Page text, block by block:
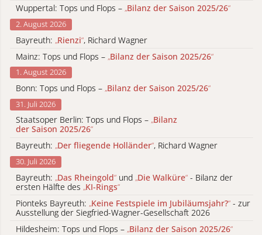
Wuppertal: Tops und Flops – „Bilanz der Saison 2025/26“
2. August 2026
Bayreuth: „Rienzi“, Richard Wagner
Mainz: Tops und Flops – „Bilanz der Saison 2025/26“
1. August 2026
Bonn: Tops und Flops – „Bilanz der Saison 2025/26“
31. Juli 2026
Staatsoper Berlin: Tops und Flops – „Bilanz
der Saison 2025/26“
Bayreuth: „Der fliegende Holländer“, Richard Wagner
30. Juli 2026
Bayreuth: „Das Rheingold“ und „Die Walküre“ - Bilanz der
ersten Hälfte des „KI-Rings“
Pionteks Bayreuth: „Keine Festspiele im Jubiläumsjahr?“ - zur
Ausstellung der Siegfried-Wagner-Gesellschaft 2026
Hildesheim: Tops und Flops – „Bilanz der Saison 2025/26“